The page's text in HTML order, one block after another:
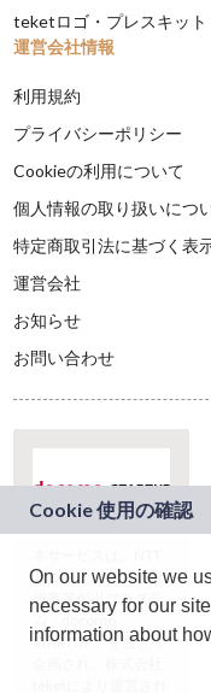
teketロゴ・プレスキット
運営会社情報
利用規約
プライバシーポリシー
Cookieの利用について
個人情報の取り扱いにつ
特定商取引法に基づく表
運営会社
お知らせ
お問い合わせ
ドコモグループの新
規事業創出プログラ
ム「docomo
STARTUP」を通じて
On our website we
necessary for our
information about